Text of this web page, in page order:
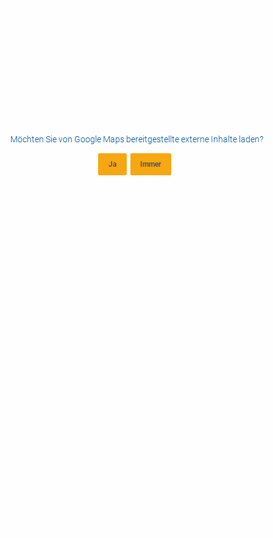
Möchten Sie von Google Mapsbereitgestellte externe Inhalte laden?
Ja Immer